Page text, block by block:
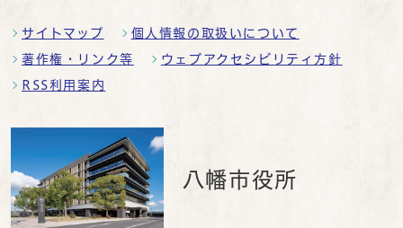
サイトマップ 個人情報の取扱いについて
著作権・リンク等 ウェブアクセシビリティ方針
RSS利用案内
八幡市役所